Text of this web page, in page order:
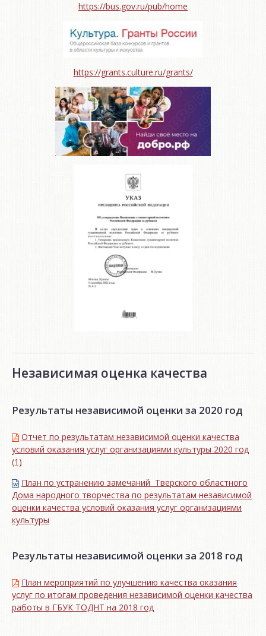
https://bus.gov.ru/pub/home
https://grants.culture.ru/grants/
Независимая оценка качества
Результаты независимой оценки за 2020 год
Отчет по результатам независимой оценки качества
условий оказания услуг организациями культуры 2020 год
(1)
План по устранению замечаний Тверского областного
Дома народного творчества по результатам независимой
оценки качества условий оказания услуг организациями
культуры
Результаты независимой оценки за 2018 год
План мероприятий по улучшению качества оказания
услуг по итогам проведения независимой оценки качества
работы в ГБУК ТОДНТ на 2018 год